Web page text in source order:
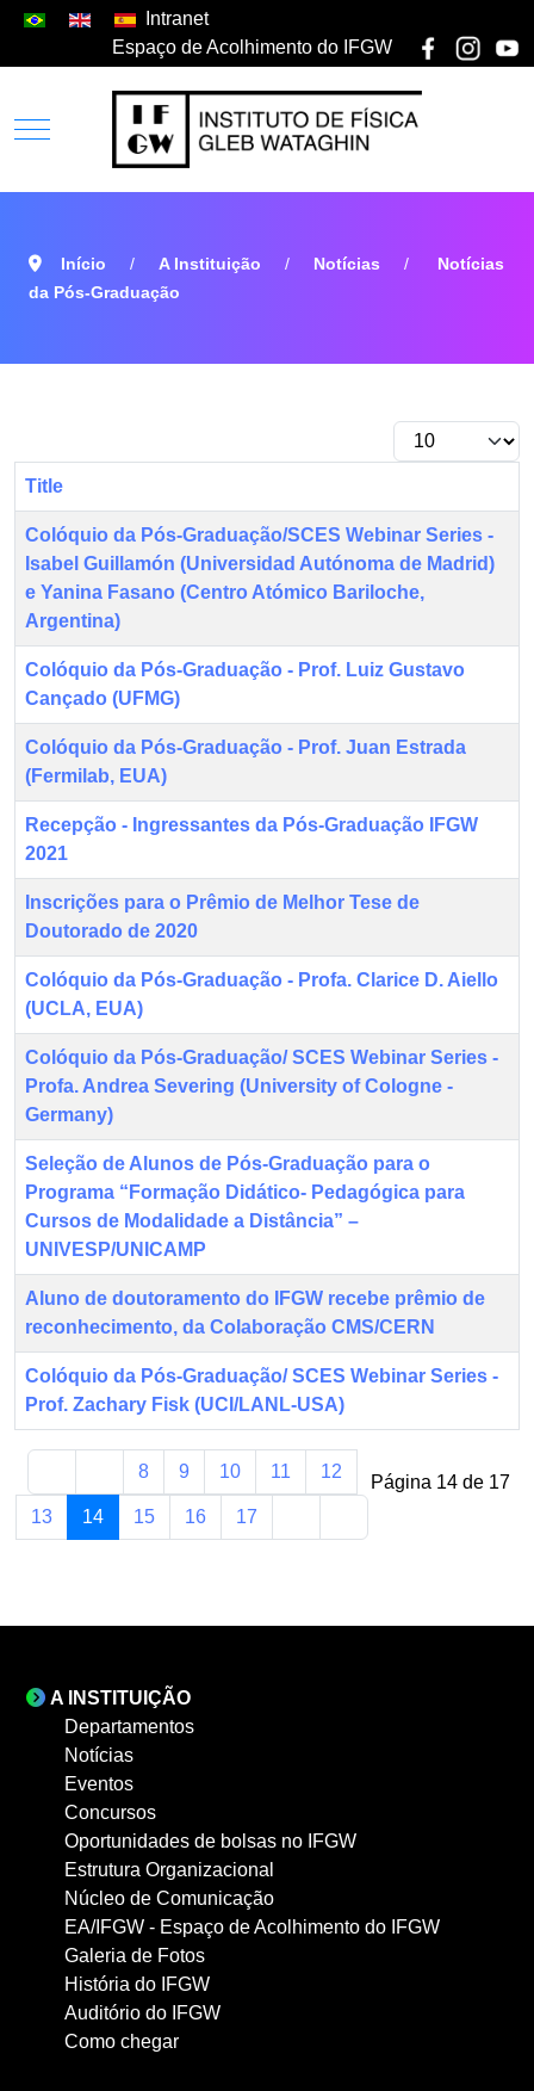
Intranet
Espaço de Acolhimento do IFGW
Início A Instituição Notícias
Notícias
da Pós-Graduação
Title
Colóquio da Pós-Graduação/SCES Webinar Series -
Isabel Guillamón (Universidad Autónoma de Madrid)
e Yanina Fasano (Centro Atómico Bariloche,
Argentina)
Colóquio da Pós-Graduação - Prof. Luiz Gustavo
Cançado (UFMG)
Colóquio da Pós-Graduação - Prof. Juan Estrada
(Fermilab, EUA)
Recepção - Ingressantes da Pós-Graduação IFGW
2021
Inscrições para o Prêmio de Melhor Tese de
Doutorado de 2020
Colóquio da Pós-Graduação - Profa. Clarice D. Aiello
(UCLA, EUA)
Colóquio da Pós-Graduação/ SCES Webinar Series -
Profa. Andrea Severing (University of Cologne -
Germany)
Seleção de Alunos de Pós-Graduação para o
Programa “Formação Didático- Pedagógica para
Cursos de Modalidade a Distância” –
UNIVESP/UNICAMP
Aluno de doutoramento do IFGW recebe prêmio de
reconhecimento, da Colaboração CMS/CERN
Colóquio da Pós-Graduação/ SCES Webinar Series -
Prof. Zachary Fisk (UCI/LANL-USA)
Página 14 de 17
8 9 10 11 12
13 14 15 16 17
A INSTITUIÇÃO
Departamentos
Notícias
Eventos
Concursos
Oportunidades de bolsas no IFGW
Estrutura Organizacional
Núcleo de Comunicação
EA/IFGW - Espaço de Acolhimento do IFGW
Galeria de Fotos
História do IFGW
Auditório do IFGW
Como chegar